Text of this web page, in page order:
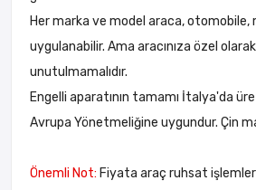
Her marka ve model araca, otomobile,
uygulanabilir. Ama aracınıza özel
unutulmamalıdır.
Engelli aparatının tamamı İtalya'da
Avrupa Yönetmeliğine uygundur. Çin
Önemli Not: Fiyata araç ruhsat